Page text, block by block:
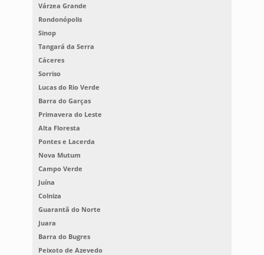
Várzea Grande
Rondonópolis
Sinop
Tangará da Serra
Cáceres
Sorriso
Lucas do Rio Verde
Barra do Garças
Primavera do Leste
Alta Floresta
Pontes e Lacerda
Nova Mutum
Campo Verde
Juína
Colniza
Guarantã do Norte
Juara
Barra do Bugres
Peixoto de Azevedo